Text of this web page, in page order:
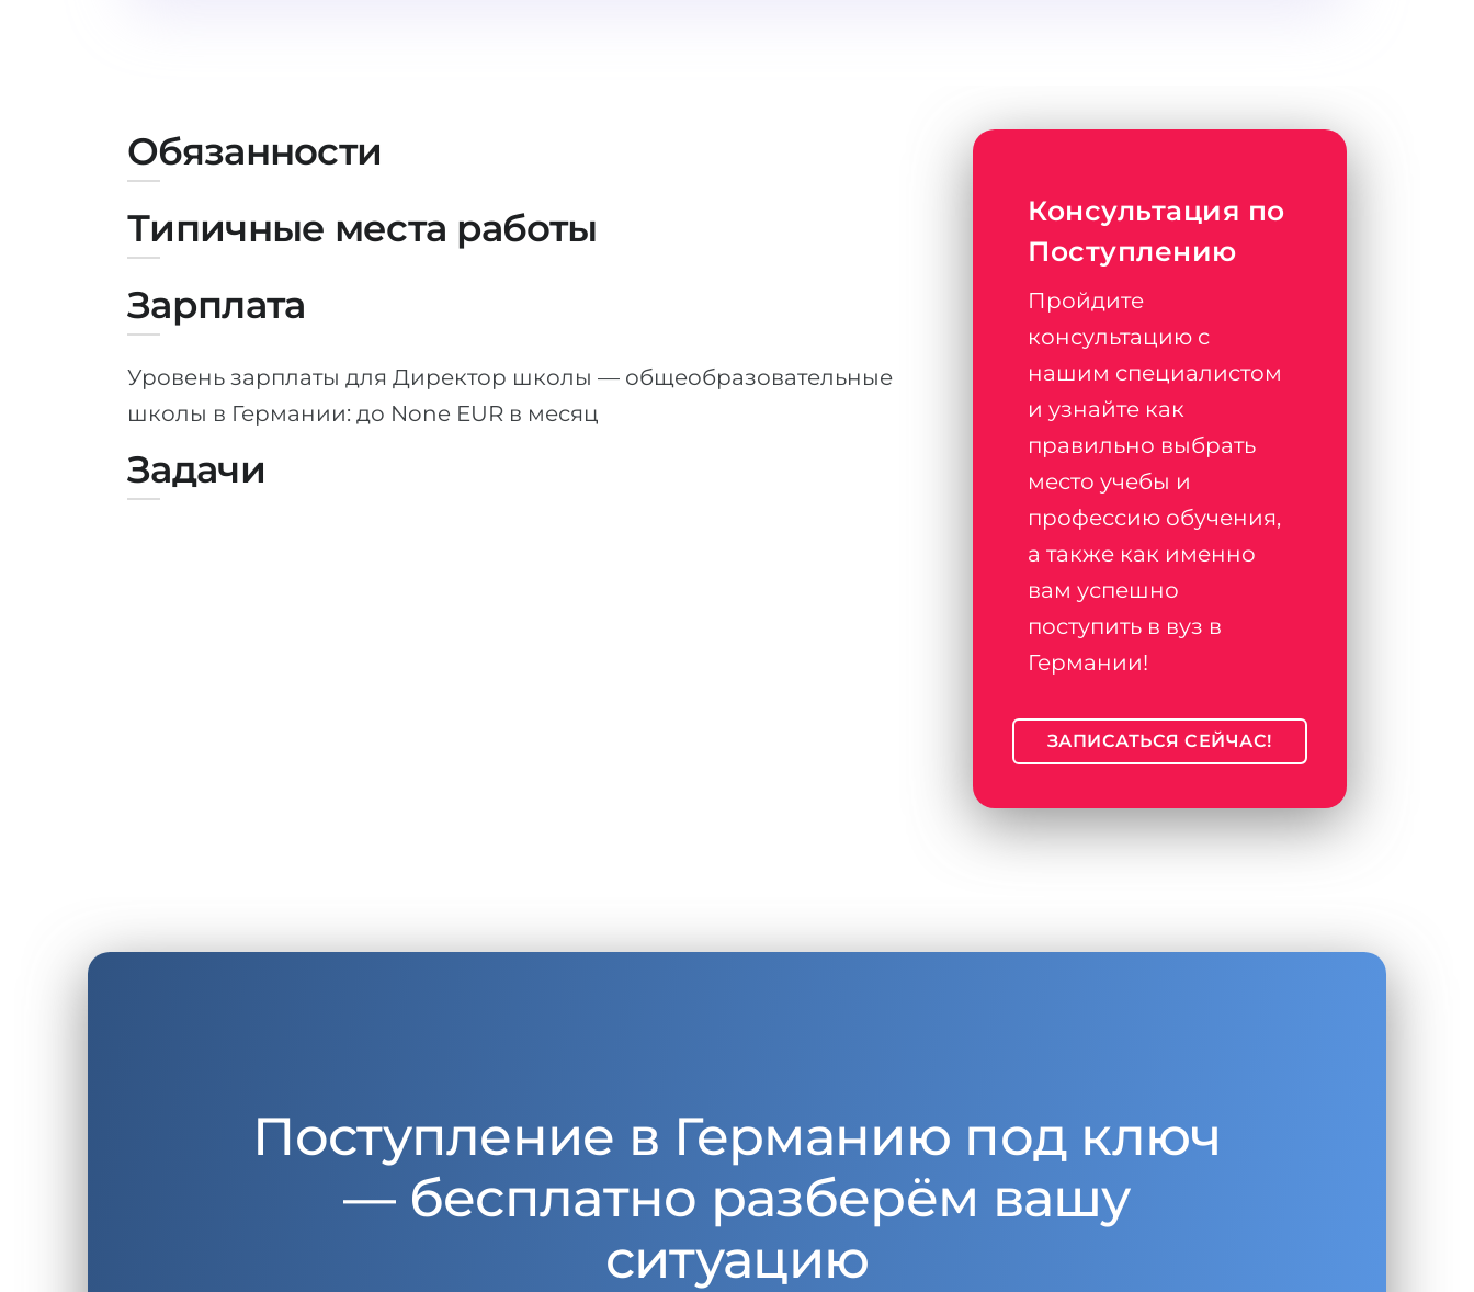
Обязанности
Типичные места работы
Зарплата
Уровень зарплаты для Директор школы — общеобразовательные
школы в Германии: до None EUR в месяц
Задачи
Консультация по
Поступлению
Пройдите
консультацию с
нашим специалистом
и узнайте как
правильно выбрать
место учебы и
профессию обучения,
а также как именно
вам успешно
поступить в вуз в
Германии!
ЗАПИСАТЬСЯ СЕЙЧАС!
Поступление в Германию под ключ
— бесплатно разберём вашу
ситуацию